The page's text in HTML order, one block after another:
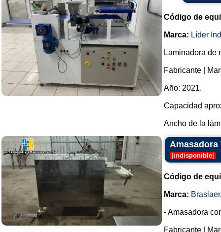
Código de
Marca: Líder
Laminadora de
Fabricante |
Año: 2021.
Capacidad
Ancho de la
[indisponible]
Código de
Marca: Braslaer
- Amasadora
Fabricante |